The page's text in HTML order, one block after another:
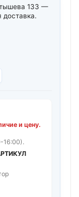
133 —
доставка.
и цену.
16:00).